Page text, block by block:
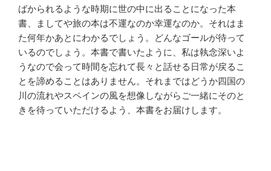
ばかられるような時期に世の中に出ることになった本
書、ましてや旅の本は不運なのか幸運なのか。それはま
た何年かあとにわかるでしょう。どんなゴールが待って
いるのでしょう。本書で書いたように、私は執念深いよ
うなので会って時間を忘れて長々と話せる日常が戻るこ
とを諦めることはありません。それまではどうか四国の
川の流れやスペインの風を想像しながらご一緒にそのと
きを待っていただけるよう、本書をお届けします。